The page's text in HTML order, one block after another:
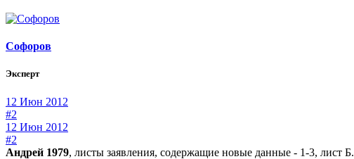
Софоров
Эксперт
12 Июн 2012
#2
12 Июн 2012
#2
Андрей 1979, листы заявления, содержащие новые данные - 1-3, лист Б.